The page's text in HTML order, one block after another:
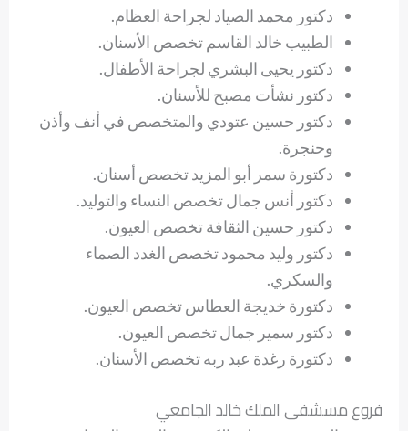
دكتور محمد الصياد لجراحة العظام.
الطبيب خالد القاسم تخصص الأسنان.
دكتور يحيى البشري لجراحة الأطفال.
دكتور نشأت مصبح للأسنان.
دكتور حسين عتودي والمتخصص في أنف وأذن
وحنجرة.
دكتورة سمر أبو المزيد تخصص أسنان.
دكتور أنس جمال تخصص النساء والتوليد.
دكتور حسين الثقافة تخصص العيون.
دكتور وليد محمود تخصص الغدد الصماء
والسكري.
دكتورة خديجة العطاس تخصص العيون.
دكتور سمير جمال تخصص العيون.
دكتورة رغدة عبد ربه تخصص الأسنان.
فروع مسشفى الملك خالد الجامعي